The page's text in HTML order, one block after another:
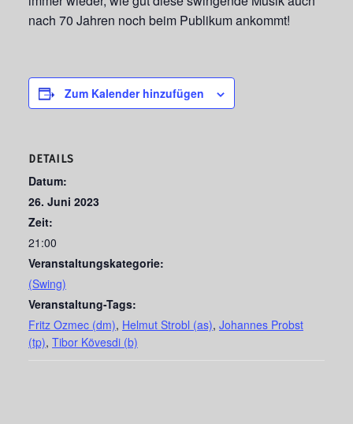
nach 70 Jahren noch beim Publikum ankommt!
Zum Kalender hinzufügen
DETAILS
Datum:
26. Juni 2023
Zeit:
21:00
Veranstaltungskategorie:
(Swing)
Veranstaltung-Tags:
Fritz Ozmec (dm), Helmut Strobl (as), Johannes Probst
(tp), Tibor Kövesdi (b)